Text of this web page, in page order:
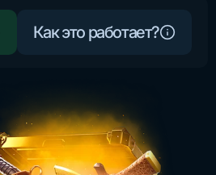
Как это работает?